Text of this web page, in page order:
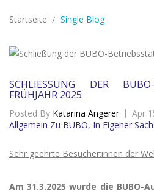
Startseite Single Blog
SCHLIESSUNG DER BUBO-
RÜHJAHR 2025
Posted By Katarina Angerer
Apr
Allgemein Zu BUBO, In Eigener
Sehr geehrte Besucher:innen der
Am 31.3.2025 wurde die